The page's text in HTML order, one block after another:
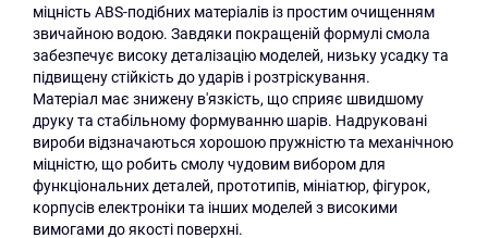
міцність ABS-подібних матеріалів із простим очищенням
звичайною водою. Завдяки покращеній формулі смола
забезпечує високу деталізацію моделей, низьку усадку та
підвищену стійкість до ударів і розтріскування.
Матеріал має знижену в'язкість, що сприяє швидшому
друку та стабільному формуванню шарів. Надруковані
вироби відзначаються хорошою пружністю та механічною
міцністю, що робить смолу чудовим вибором для
функціональних деталей, прототипів, мініатюр, фігурок,
корпусів електроніки та інших моделей з високими
вимогами до якості поверхні.